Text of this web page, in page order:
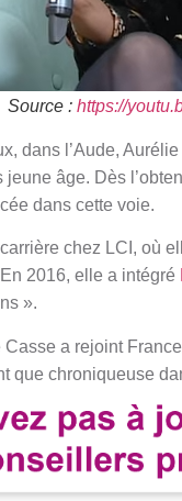
Source : https://
dans l’Aude,
âge. Dès
dans cette voie.
chez LCI, où
2016, elle a intégré
».
a rejoint
que chroniqueuse